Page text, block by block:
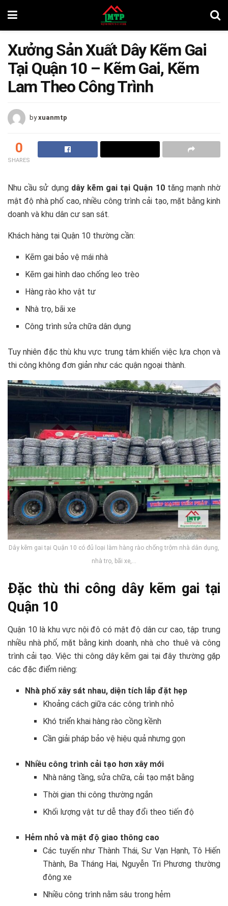
Xưởng Sản Xuất Dây Kẽm Gai
Tại Quận 10 – Kẽm Gai, Kẽm
Lam Theo Công Trình
by xuanmtp
0
SHARES
Nhu cầu sử dụng dây kẽm gai tại Quận 10tăng mạnh nhờ
mật độ nhà phố cao, nhiều công trình cải tạo, mặt bằng kinh
doanh và khu dân cư san sát.
Khách hàng tại Quận 10 thường cần:
Kẽm gai bảo vệ mái nhà
Kẽm gai hình dao chống leo trèo
Hàng rào kho vật tư
Nhà trọ, bãi xe
Công trình sửa chữa dân dụng
Tuy nhiên đặc thù khu vực trung tâm khiến việc lựa chọn và
thi công không đơn giản như các quận ngoại thành.
Dây kẽm gai tại Quận 10 có đủ loại làm hàng rào chống trộm nhà dân dụng,
nhà trọ, bãi xe,…
Đặc thù thi công dây kẽm gai tại
Quận 10
Quận 10 là khu vực nội đô có mật độ dân cư cao, tập trung
nhiều nhà phố, mặt bằng kinh doanh, nhà cho thuê và công
trình cải tạo. Việc thi công dây kẽm gai tại đây thường gặp
các đặc điểm riêng:
Nhà phố xây sát nhau, diện tích lắp đặt hẹp
Khoảng cách giữa các công trình nhỏ
Khó triển khai hàng rào cồng kềnh
Cần giải pháp bảo vệ hiệu quả nhưng gọn
Nhiều công trình cải tạo hơn xây mới
Nhà nâng tầng, sửa chữa, cải tạo mặt bằng
Thời gian thi công thường ngắn
Khối lượng vật tư dễ thay đổi theo tiến độ
Hẻm nhỏ và mật độ giao thông cao
Các tuyến như Thành Thái, Sư Vạn Hạnh, Tô Hiến
Thành, Ba Tháng Hai, Nguyễn Tri Phương thường
đông xe
Nhiều công trình nằm sâu trong hẻm